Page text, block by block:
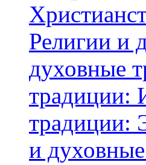
Религии и
духовные
традиции:
традиции:
и